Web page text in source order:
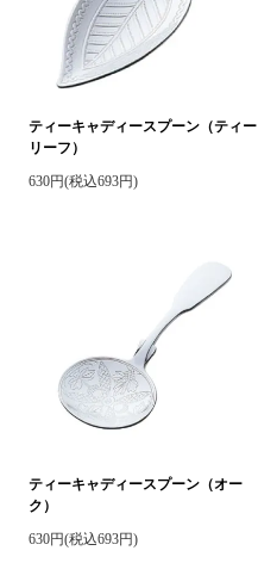
ティーキャディースプーン（ティー
リーフ）
630円(税込693円)
ティーキャディースプーン（オー
ク）
630円(税込693円)